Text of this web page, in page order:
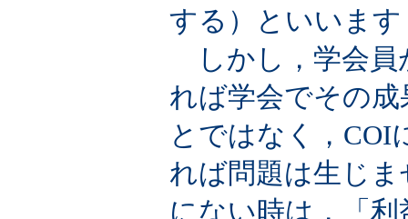
する）といいます
しかし，学会員
れば学会でその
とではなく，COI
れば問題は生じ
にない時は，「